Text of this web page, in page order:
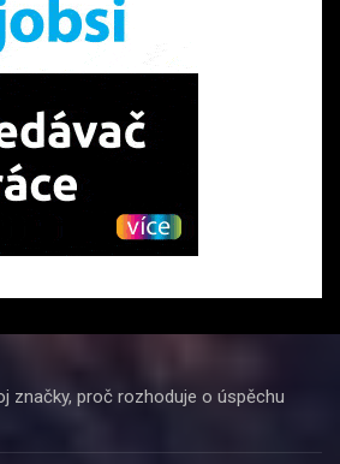
značky, proč rozhoduje o úspěchu